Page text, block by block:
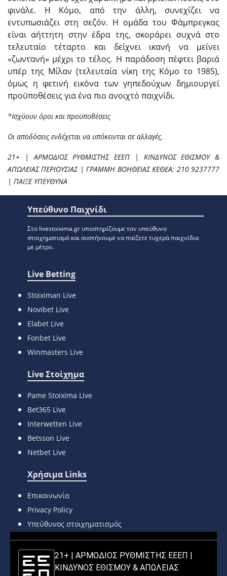
φινάλε. Η Κόμο, από την άλλη, συνεχίζει να
εντυπωσιάζει στη σεζόν. Η ομάδα του Φάμπρεγκας
είναι αήττητη στην έδρα της, σκοράρει συχνά στο
τελευταίο τέταρτο και δείχνει ικανή να μείνει
«ζωντανή» μέχρι το τέλος. Η παράδοση πέφτει βαριά
υπέρ της Μίλαν (τελευταία νίκη της Κόμο το 1985),
όμως η φετινή εικόνα των γηπεδούχων δημιουργεί
προϋποθέσεις για ένα πιο ανοιχτό παιχνίδι.
*Ισχύουν όροι και προϋποθέσεις
Οι αποδόσεις ενδέχεται να υπόκεινται σε αλλαγές.
21+ | ΑΡΜΟΔΙΟΣ ΡΥΘΜΙΣΤΗΣ ΕΕΕΠ | ΚΙΝΔΥΝΟΣ ΕΘΙΣΜΟΥ &
ΑΠΩΛΕΙΑΣ ΠΕΡΙΟΥΣΙΑΣ | ΓΡΑΜΜΗ ΒΟΗΘΕΙΑΣ ΚΕΘΕΑ: 210 9237777
| ΠΑΙΞΕ ΥΠΕΥΘΥΝΑ
Υπεύθυνο Παιχνίδι
Στο livestoixima.gr υποστηρίζουμε τον υπεύθυνο
στοιχηματισμό και συστήνουμε να παίζετε τυχερά παιχνίδια
με μέτρο.
Live Betting
Stoiximan Live
Novibet Live
Elabet Live
Fonbet Live
Winmasters Live
Live Στοίχημα
Pame Stoixima Live
Bet365 Live
Interwetten Live
Betsson Live
Netbet Live
Χρήσιμα Links
Επικοινωνία
Privacy Policy
Υπεύθυνος στοιχηματισμός
21+ | ΑΡΜΟΔΙΟΣ ΡΥΘΜΙΣΤΗΣ ΕΕΕΠ |
ΚΙΝΔΥΝΟΣ ΕΘΙΣΜΟΥ & ΑΠΩΛΕΙΑΣ